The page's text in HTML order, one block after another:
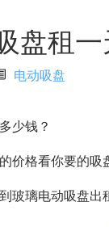
盘租一
电动吸盘
少钱？
价格看你要的吸
玻璃电动吸盘出